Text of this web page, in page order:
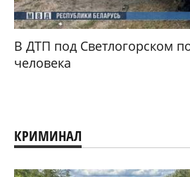
В ДТП под Светлогорском
человека
КРИМИНАЛ